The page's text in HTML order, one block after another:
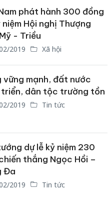
phát hành 300 đồng
niệm Hội nghị Thượng
- Triều
2019 Xã hội
vững mạnh, đất nước
dân tộc trường tồn
2019 Tin tức
dự lễ kỷ niệm 230
thắng Ngọc Hồi –
Đa
2019 Tin tức